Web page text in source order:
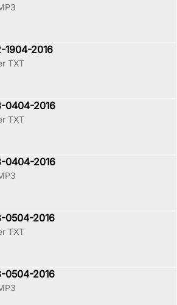
1904-2016
TXT
0404-2016
TXT
0404-2016
0504-2016
TXT
0504-2016